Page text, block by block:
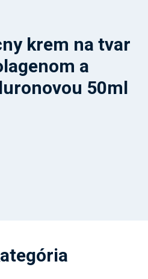
krem na tvar
a
50ml